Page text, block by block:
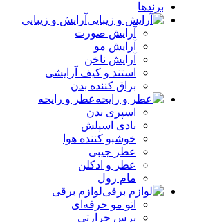
برندها
آرایش و زیبایی
آرایش صورت
آرایش مو
آرایش ناخن
استند و کیف آرایشی
براق کننده بدن
عطر و رایحه
اسپری بدن
بادی اسپلش
خوشبو کننده هوا
عطر جیبی
عطر و ادکلن
مام رول
لوازم برقی
اتو مو حرفه‌ای
برس حرارتی